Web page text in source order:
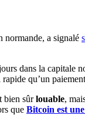
normande, a signalé
dans la capitale
qu’un
bien sûrlouable,
que Bitcoin est